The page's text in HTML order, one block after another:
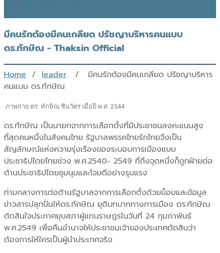
มีคนรักต้องมีคนเกลียด ปรัชญาบริหารคนแบบ
ดร.ทักษิณ - Thaksin Official
Home / leader / มีคนรักต้องมีคนเกลียด ปรัชญาบริหาร
คนแบบ ดร.ทักษิณ
ภาพถ่าย ดร. ทักษิณ ชินวัตร เมื่อปี พ.ศ. 2544
ดร.ทักษิณ เป็นนายกจากการเลือกตั้งที่มีประชาชนลงคะแนนสูง
ที่สุดคนหนึ่งในสังคมไทย รัฐบาลพรรคไทยรักไทยจึงเป็น
สัญลักษณ์แห่งความรุ่งเรืองของระบอบการเมืองแบบ
ประชาธิปไตยไทยช่วง พ.ศ.2540- 2549 ที่ถึงจุดหนึ่งก็ถูกฝ่ายต่อ
ต้านประชาธิปไตยชุมนุมและโจมตีอย่างรุนแรง
ท่ามกลางการต่อต้านรัฐบาลจากการเลือกตั้งด้วยม็อบและข้อมูล
ข่าวสารปลุกปั่นให้ดร.ทักษิณ ยุติบทบาททางการเมือง ดร.ทักษิณ
ตัดสินใจประกาศยุบสภาผู้แทนราษฎรในวันที่ 24 กุมภาพันธ์
พ.ศ.2549 เพื่อคืนอำนาจให้ประชาชนเจ้าของประเทศตัดสินว่า
ต้องการให้ใครเป็นผู้นำประเทศจริง